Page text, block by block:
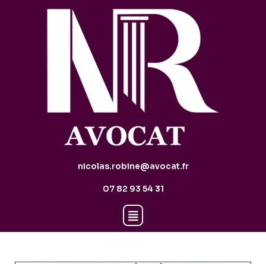
nicolas.robine@avocat.fr
07 82 93 54 31